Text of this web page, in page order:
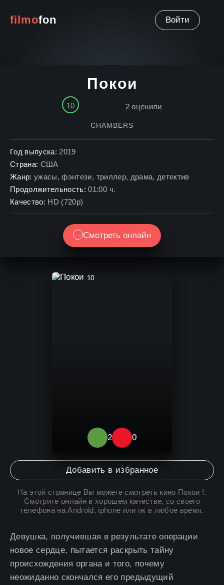
filmofon Войти
Покои
10 2оценили
CHAMBERS
Год выпуска: 2019
Страна: США
Жанр: ужасы,фэнтези, триллер, драма, детектив
Продолжительность: 01:00 ч.
Качество: HD (720p)
Смотреть онлайн
10
2 0
Добавить в избранное
На этой странице Вы можетесмотреть кино Покои !.
Смотрите онлайн в хорошем качестве, со своего
телефона на Android, iphone или пк в любое время.
Девушка, получившая в результате операции
новое сердце, пытается раскрыть тайну
происхождения органа и того, почему
неожиданно скончался его предыдущий